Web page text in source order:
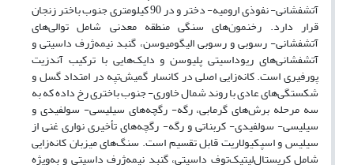
آتشفشانی- نفوذی ارومیه- دختر و در 90 کیلومتری جنوب ‌باختر زنجان
قرار دارد. رخنمون‌های سنگی منطقه معدنی شامل توالی‌های
آتشفشانی- رسوبی و رسوبی الیگومیوسن، گنبد نیمه‌ژرف داسیتی و
آتشفشانی‌های ریوداسیتی پلیوسن و دایک‌هایی با ترکیب آندزیت
پورفیری است. کانه‌زایی اصلی در کانسار گمیش‌تپه در امتداد گسل‌ و
شکستگی‌های عادی با روند شمال‌ خاوری- جنوب ‌باختری رخ داده که به
سه مرحله برش‌های گرمابی، رگه- رگچه‌های سیلیسی- سولفیدی و
سیلیسی- سولفیدی- کربناتی و رگه- رگچه‌های تأخیری نواری غنی از
سیلیس و اسپکیولاریت قابل تقسیم است. سنگ‌های میزبان‌ کانه‌زایی
شامل کریستال‌‌‌‌‌لیتیک‌توف داسیتی، گنبد نیمه‌ژرف داسیتی و به‌ویژه